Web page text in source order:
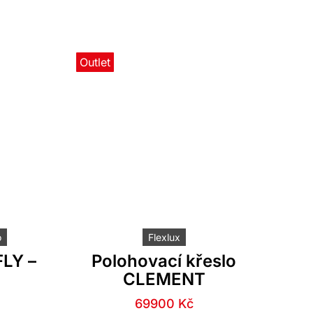
–
Outlet
Flexlux
Polohovací křeslo
CLEMENT
Původní
69900 Kč
Aktuální